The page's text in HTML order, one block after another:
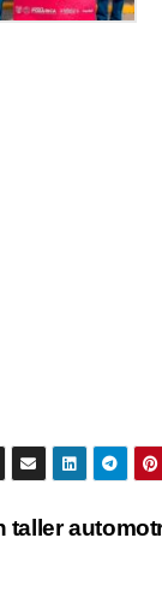
taller